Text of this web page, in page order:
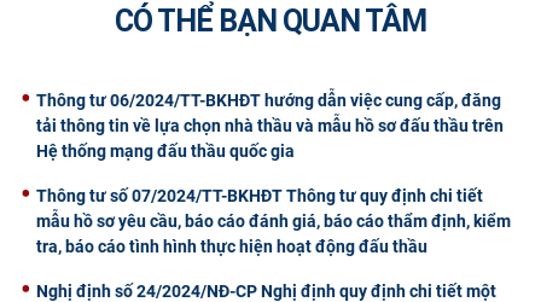
CÓ THỂ BẠN QUAN TÂM
Thông tư 06/2024/TT-BKHĐT hướng dẫn việc cung cấp, đăng
tải thông tin về lựa chọn nhà thầu và mẫu hồ sơ đấu thầu trên
Hệ thống mạng đấu thầu quốc gia
Thông tư số 07/2024/TT-BKHĐT Thông tư quy định chi tiết
mẫu hồ sơ yêu cầu, báo cáo đánh giá, báo cáo thẩm định, kiểm
tra, báo cáo tình hình thực hiện hoạt động đấu thầu
Nghị định số 24/2024/NĐ-CP Nghị định quy định chi tiết một